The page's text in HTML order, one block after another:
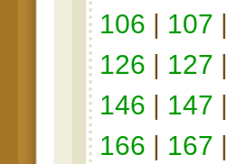
106 | 107 |
126 | 127 |
146 | 147 |
166 | 167 |